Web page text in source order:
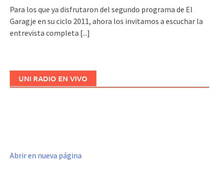
Para los que ya disfrutaron del segundo programa de El
Garagje en su ciclo 2011, ahora los invitamos a escuchar la
entrevista completa [...]
UNI RADIO EN VIVO
Abrir en nueva página